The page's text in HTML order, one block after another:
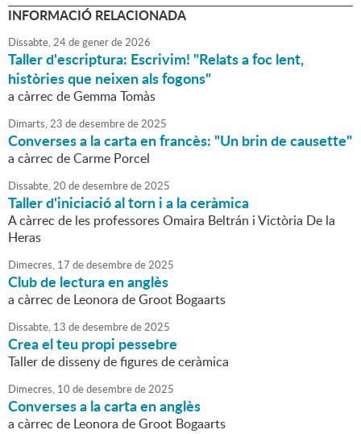
INFORMACIÓ RELACIONADA
Dissabte,24degenerde2026
Taller d'escriptura: Escrivim! "Relats a foc lent,
històries que neixen als fogons"
a càrrec de Gemma Tomàs
Dimarts,23 dedesembrede2025
Converses a la carta en francès: "Un brin de causette"
a càrrec de Carme Porcel
Dissabte,20 dedesembrede2025
Taller d'iniciació al torn i a la ceràmica
A càrrec de les professores Omaira Beltrán i Victòria De la
Heras
Dimecres, 17 dedesembrede2025
Club de lectura en anglès
a càrrec de Leonora de Groot Bogaarts
Dissabte, 13 dedesembrede2025
Crea el teu propi pessebre
Taller de disseny de figures de ceràmica
Dimecres, 10 dedesembrede2025
Converses a la carta en anglès
a càrrec de Leonora de Groot Bogaarts